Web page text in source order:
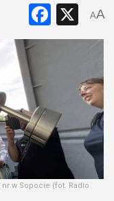
X
AA
w Sopocie (fot. Radio